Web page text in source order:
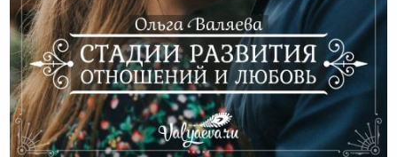
Стадии Развития Отношений И Любовь